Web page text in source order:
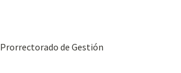
Prorrectorado de Gestión